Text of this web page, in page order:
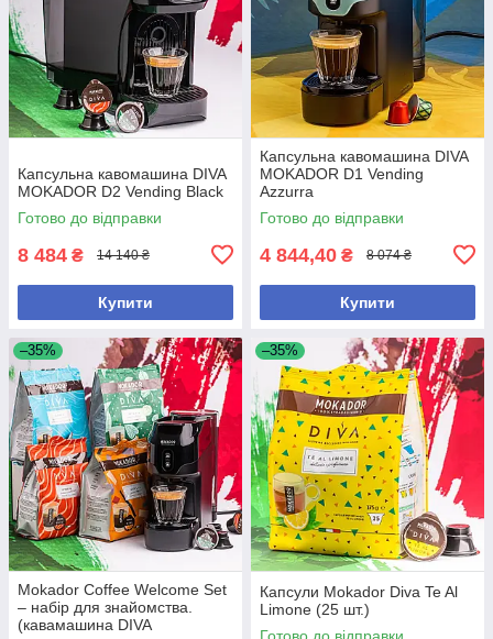
Капсульна кавомашина DIVA
MOKADOR D2 Vending Black
Готово до відправки
8 484 ₴ 14 140 ₴
Купити
Капсульна кавомашина DIVA
MOKADOR D1 Vending
Azzurra
Готово до відправки
4 844,40 ₴ 8 074 ₴
Купити
–35%
Mokador Coffee Welcome Set
– набір для знайомства.
(кавамашина DIVA
–35%
Капсули Mokador Diva Te Al
Limone (25 шт.)
Готово до відправки